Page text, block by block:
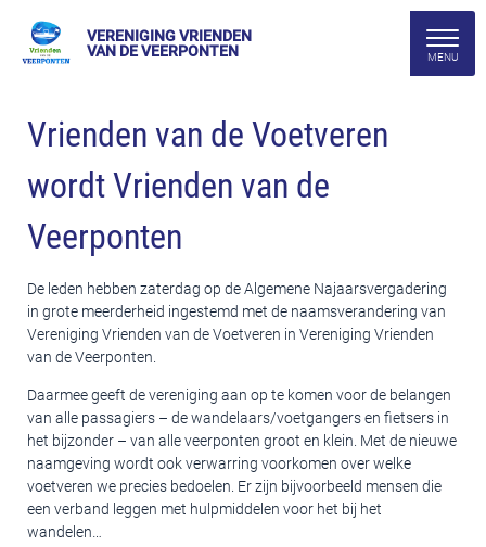
VERENIGING VRIENDEN
VAN DE VEERPONTEN
Vrienden van de Voetveren
wordt Vrienden van de
Veerponten
De leden hebben zaterdag op de Algemene Najaarsvergadering
in grote meerderheid ingestemd met de naamsverandering van
Vereniging Vrienden van de Voetveren in Vereniging Vrienden
van de Veerponten.
Daarmee geeft de vereniging aan op te komen voor de belangen
van alle passagiers – de wandelaars/voetgangers en fietsers in
het bijzonder – van alle veerponten groot en klein. Met de nieuwe
naamgeving wordt ook verwarring voorkomen over welke
voetveren we precies bedoelen. Er zijn bijvoorbeeld mensen die
een verband leggen met hulpmiddelen voor het bij het
wandelen…